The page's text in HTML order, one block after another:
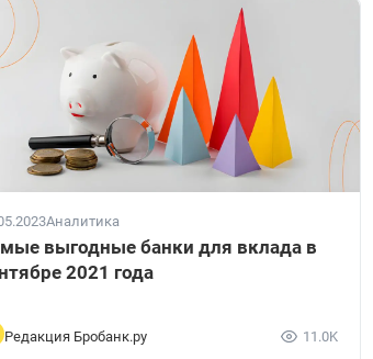
Аналитика
выгодные банки для вклада в
2021 года
Редакция Бробанк.ру 11.0K